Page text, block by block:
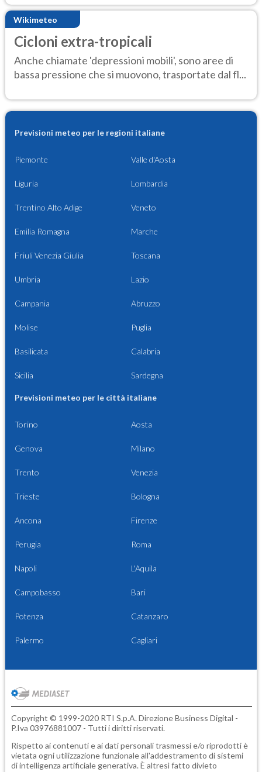
Wikimeteo
Cicloni extra-tropicali
Anche chiamate 'depressioni mobili', sono aree di
bassa pressione che si muovono, trasportate dal fl...
Previsioni meteo per le regioni italiane
Piemonte Valle d'Aosta
Liguria Lombardia
Trentino Alto Adige Veneto
Emilia Romagna Marche
Friuli Venezia Giulia Toscana
Umbria Lazio
Campania Abruzzo
Molise Puglia
Basilicata Calabria
Sicilia Sardegna
Previsioni meteo per le città italiane
Torino Aosta
Genova Milano
Trento Venezia
Trieste Bologna
Ancona Firenze
Perugia Roma
Napoli L'Aquila
Campobasso Bari
Potenza Catanzaro
Palermo Cagliari
Copyright © 1999-2020 RTI S.p.A. Direzione Business Digital -
P.Iva 03976881007 - Tutti i diritti riservati.
Rispetto ai contenuti e ai dati personali trasmessi e/o riprodotti è
vietata ogni utilizzazione funzionale all'addestramento di sistemi
di intelligenza artificiale generativa. È altresì fatto divieto